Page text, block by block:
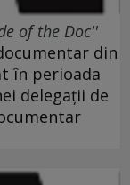
of the Doc''
din
în perioada
delegaţii de